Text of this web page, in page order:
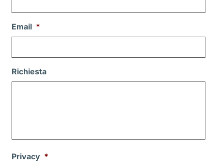
Email *
Richiesta
Privacy *